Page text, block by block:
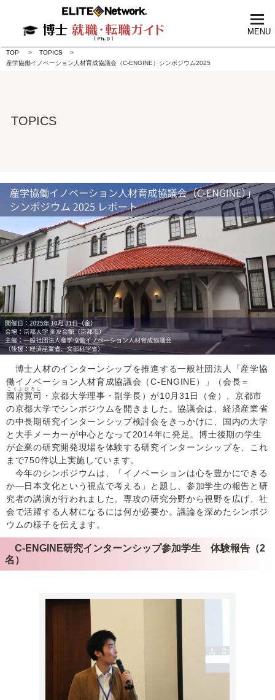
MENU
TOP
TOPICS
産学協働イノベーション人材育成協議会（C-ENGINE）シンポジウム2025
TOPICS
博士人材のインターンシップを推進する一般社団法人「産学協
働イノベーション人材育成協議会（C-ENGINE）」（会長＝
國府寛司
こくぶひろし
・京都大学理事・副学長）が10月31日（金）、京都市
の京都大学でシンポジウムを開きました。協議会は、経済産業省
の中長期研究インターンシップ検討会をきっかけに、国内の大学
と大手メーカーが中心となって2014年に発足。博士後期の学生
が企業の研究開発現場を体験する研究インターンシップを、これ
まで750件以上実施しています。
今年のシンポジウムは、「イノベーションは心を豊かにできる
か―日本文化という視点で考える」と題し、参加学生の報告と研
究者の講演が行われました。専攻の研究分野から視野を広げ、社
会で活躍する人材になるには何が必要か。議論を深めたシンポジ
ウムの様子を伝えます。
C-ENGINE研究インターンシップ参加学生 体験報告（2
名）